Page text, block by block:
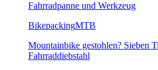
Fahrradpanne und Werkzeug
BikepackingMTB
Mountainbike gestohlen? Sieben
Fahrraddiebstahl